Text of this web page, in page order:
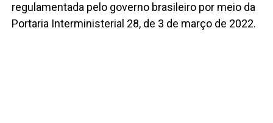
regulamentada pelo governo brasileiro por meio da
Portaria Interministerial 28, de 3 de março de 2022.